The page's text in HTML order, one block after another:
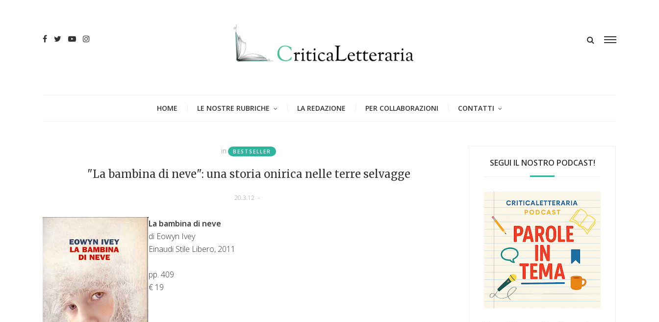
HOME LE NOSTRE RUBRICHE LA REDAZIONE PER COLLABORAZIONI CONTATTI
in BESTSELLER
"La bambina di neve": una storia onirica nelle terre selvagge
20.3.12 -
La bambina di neve
di Eowyn Ivey
Einaudi Stile Libero, 2011
pp. 409
€ 19
SEGUI IL NOSTRO PODCAST!